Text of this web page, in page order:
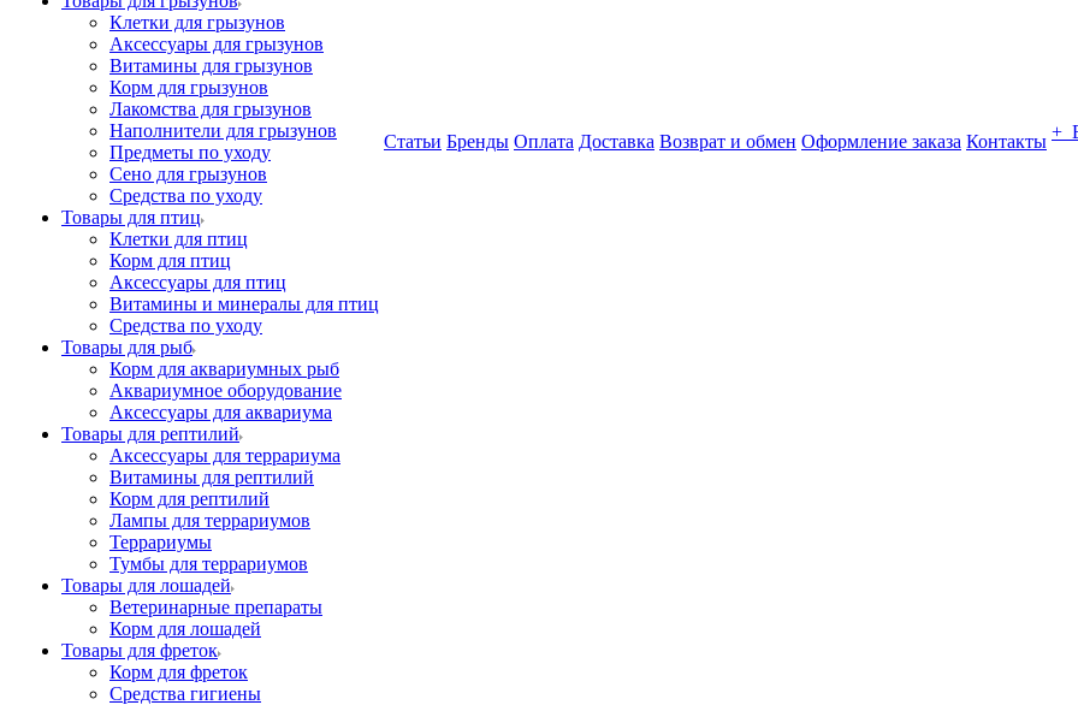
Клетки для грызунов
Аксессуары для грызунов
Витамины для грызунов
Корм для грызунов
Лакомства для грызунов
Наполнители для грызунов
Предметы по уходу
Сено для грызунов
Средства по уходу
Товары для птиц
Клетки для птиц
Корм для птиц
Аксессуары для птиц
Витамины и минералы для птиц
Средства по уходу
Товары для рыб
Корм для аквариумных рыб
Аквариумное оборудование
Аксессуары для аквариума
Товары для рептилий
Аксессуары для террариума
Витамины для рептилий
Корм для рептилий
Лампы для террариумов
Террариумы
Тумбы для террариумов
Товары для лошадей
Ветеринарные препараты
Корм для лошадей
Товары для фреток
Корм для фреток
Средства гигиены
Статьи Бренды Оплата Доставка Возврат и обмен Оформление заказа Контакты +